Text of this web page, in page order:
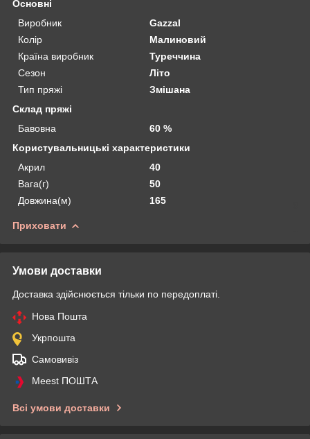
Основні
Виробник
Gazzal
Колір
Малиновий
Країна виробник
Туреччина
Сезон
Літо
Тип пряжі
Змішана
Склад пряжі
Бавовна
60 %
Користувальницькі характеристики
Акрил
40
Вага(г)
50
Довжина(м)
165
Приховати
Умови доставки
Доставка здійснюється тільки по передоплаті.
Нова Пошта
Укрпошта
Самовивіз
Meest ПОШТА
Всі умови доставки